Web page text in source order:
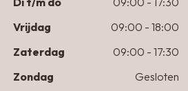
Vrijdag
09:00 - 18:00
Zaterdag
09:00 - 17:30
Zondag
Gesloten